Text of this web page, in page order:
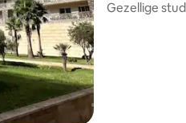
Gezellige